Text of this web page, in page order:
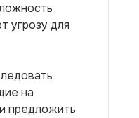
угрозу для
на
предложить